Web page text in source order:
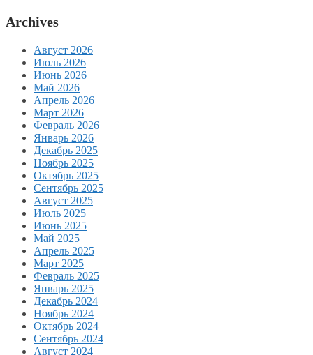
Archives
Август 2026
Июль 2026
Июнь 2026
Май 2026
Апрель 2026
Март 2026
Февраль 2026
Январь 2026
Декабрь 2025
Ноябрь 2025
Октябрь 2025
Сентябрь 2025
Август 2025
Июль 2025
Июнь 2025
Май 2025
Апрель 2025
Март 2025
Февраль 2025
Январь 2025
Декабрь 2024
Ноябрь 2024
Октябрь 2024
Сентябрь 2024
Август 2024